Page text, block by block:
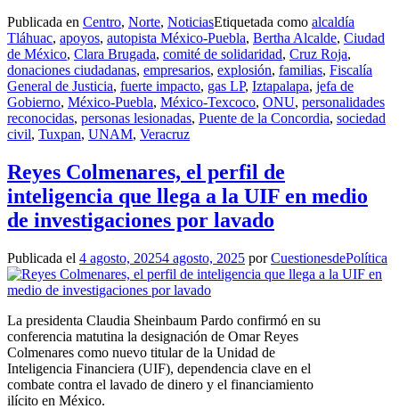
Publicada en Centro, Norte, NoticiasEtiquetada como alcaldía
Tláhuac, apoyos, autopista México-Puebla, Bertha Alcalde, Ciudad
de México, Clara Brugada, comité de solidaridad, Cruz Roja,
donaciones ciudadanas, empresarios, explosión, familias, Fiscalía
General de Justicia, fuerte impacto, gas LP, Iztapalapa, jefa de
Gobierno, México-Puebla, México-Texcoco, ONU, personalidades
reconocidas, personas lesionadas, Puente de la Concordia, sociedad
civil, Tuxpan, UNAM, Veracruz
Reyes Colmenares, el perfil de
inteligencia que llega a la UIF en medio
de investigaciones por lavado
Publicada el 4 agosto, 20254 agosto, 2025 porCuestionesdePolítica
La presidenta Claudia Sheinbaum Pardo confirmó en su
conferencia matutina la designación de Omar Reyes
Colmenares como nuevo titular de la Unidad de
Inteligencia Financiera (UIF), dependencia clave en el
combate contra el lavado de dinero y el financiamiento
ilícito en México.